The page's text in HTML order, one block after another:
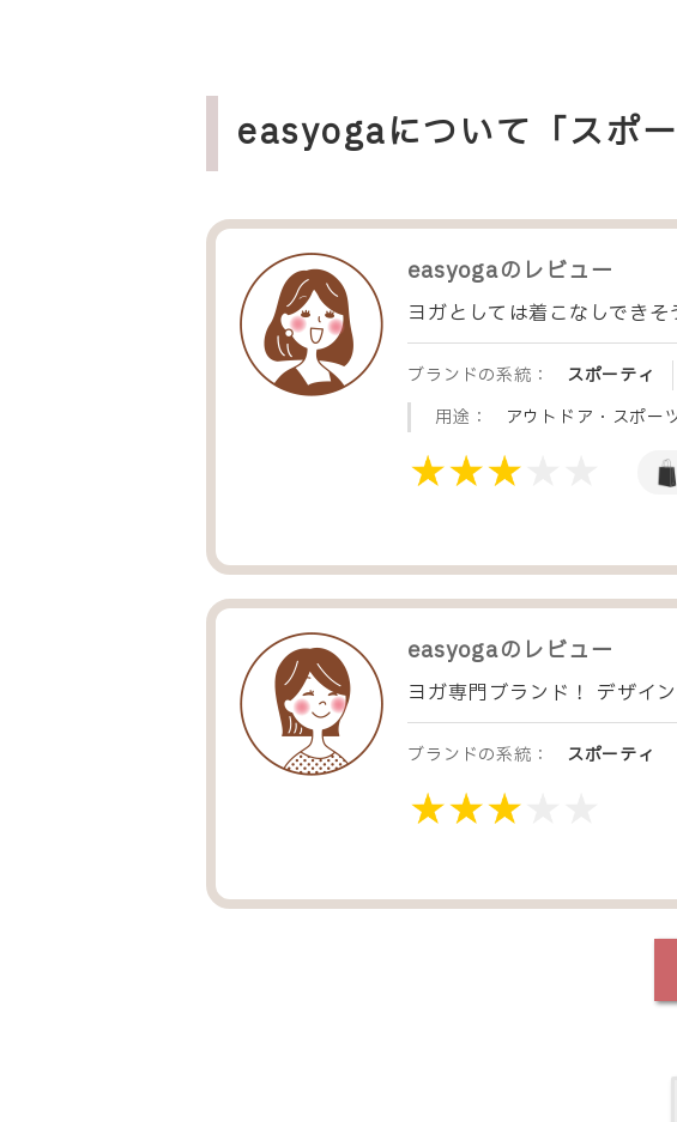
easyogaについて「スポ
easyogaのレビュー
ヨガとしては着こなしでき
ブランドの系統： スポーティ
用途：
アウトドア・スポー
easyogaのレビュー
ヨガ専門ブランド！ デザイ
ブランドの系統： スポーティ